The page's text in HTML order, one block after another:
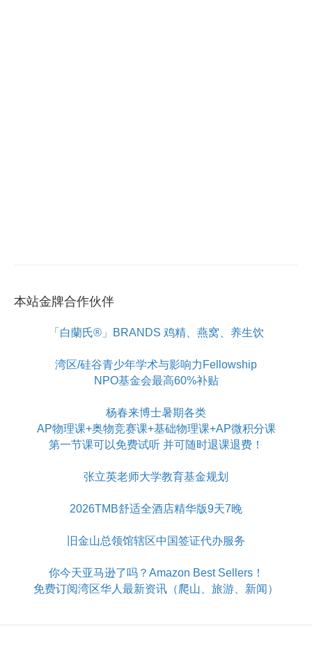
本站金牌合作伙伴
「白蘭氏®」BRANDS 鸡精、燕窝、养生饮
湾区/硅谷青少年学术与影响力Fellowship
NPO基金会最高60%补贴
杨春来博士暑期各类
AP物理课+奥物竞赛课+基础物理课+AP微积分课
第一节课可以免费试听 并可随时退课退费！
张立英老师大学教育基金规划
2026TMB舒适全酒店精华版9天7晚
旧金山总领馆辖区中国签证代办服务
你今天亚马逊了吗？Amazon Best Sellers！
免费订阅湾区华人最新资讯（爬山、旅游、新闻）